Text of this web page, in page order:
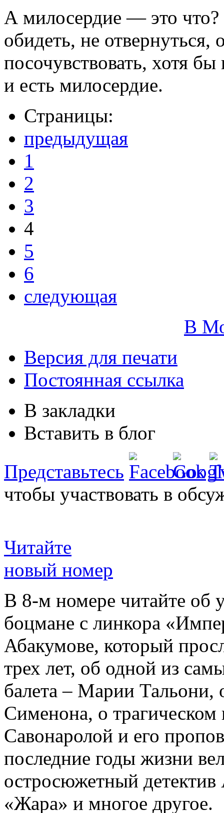
А милосердие — это что?
обидеть, не отвернуться,
посочувствовать, хотя
и есть милосердие.
Страницы:
предыдущая
1
2
3
4
5
6
следующая
В
Версия для печати
Постоянная ссылка
В закладки
Вставить в блог
Представьтесь
чтобы участвовать в
Читайте
новый номер
В 8-м номере читайте об
боцмане с линкора
Абакумове, который
трех лет, об одной из
балета – Марии
Сименона, о трагическом
Савонаролой и его
последние годы жизни
остросюжетный детектив
«Жара» и многое другое.